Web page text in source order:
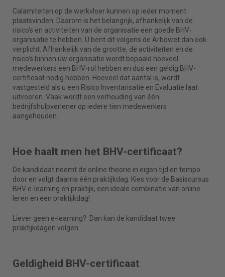
Calamiteiten op de werkvloer kunnen op ieder moment
plaatsvinden. Daarom is het belangrijk, afhankelijk van de
risico’s en activiteiten van de organisatie een goede BHV-
organisatie te hebben. U bent dit volgens de Arbowet dan ook
verplicht. Afhankelijk van de grootte, de activiteiten en de
risico’s binnen uw organisatie wordt bepaald hoeveel
medewerkers een BHV-rol hebben en dus een geldig BHV-
certificaat nodig hebben. Hoeveel dat aantal is, wordt
vastgesteld als u een Risico Inventarisatie en Evaluatie laat
uitvoeren. Vaak wordt een verhouding van één
bedrijfshulpverlener op iedere tien medewerkers
aangehouden.
Hoe haalt men het BHV-certificaat?
De kandidaat neemt de online theorie in eigen tijd en tempo
door en volgt daarna één praktijkdag. Kies voor de Basiscursus
BHV e-learning en praktijk, een ideale combinatie van online
leren en een praktijkdag!
Liever geen e-learning? Dan kan de kandidaat twee
praktijkdagen volgen.
Geldigheid BHV-certificaat